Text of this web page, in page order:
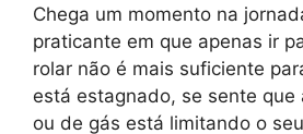
Chega um momento na
praticante em que apenas ir
rolar não é mais suficiente
está estagnado, se sente
ou de gás está limitando o